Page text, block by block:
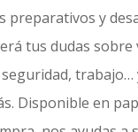
preparativos y
tus dudas sobre
trabajo…
Disponible en